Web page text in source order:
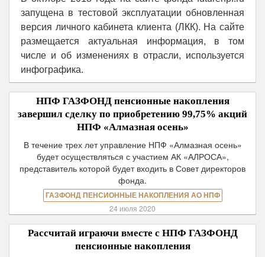
запущена в тестовой эксплуатации обновленная
версия личного кабинета клиента (ЛКК). На сайте
размещается актуальная информация, в том
числе и об изменениях в отрасли, используется
инфографика.
НПФ ГАЗФОНД пенсионные накопления
завершил сделку по приобретению 99,75% акций
НПФ «Алмазная осень»
В течение трех лет управление НПФ «Алмазная осень»
будет осуществляться с участием АК «АЛРОСА»,
представитель которой будет входить в Совет директоров
фонда.
ГАЗФОНД ПЕНСИОННЫЕ НАКОПЛЕНИЯ АО НПФ
24 июля 2020
Рассчитай играючи вместе с НПФ ГАЗФОНД
пенсионные накопления